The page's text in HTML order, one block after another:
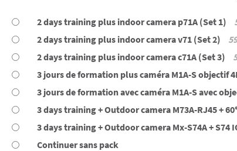
2 days training plus indoor camera p71A (Set 1)
2 days training plus indoor camera v71 (Set 2)
2 days training plus indoor camera c71A (Set 3)
3 jours de formation plus caméra M1A-S objectif
3 jours de formation avec caméra M1A-S avec
3 days training + Outdoor camera M73A-RJ45 +
3 days training + Outdoor camera Mx-S74A + S74
Continuer sans pack